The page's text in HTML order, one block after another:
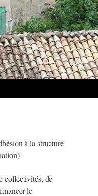
à la structure
collectivités, de
le